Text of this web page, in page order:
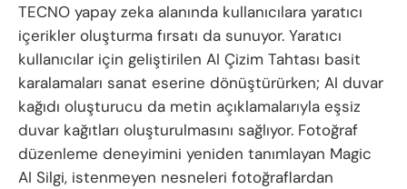
TECNO yapay zeka alanında kullanıcılara yaratıcı
içerikler oluşturma fırsatı da sunuyor. Yaratıcı
kullanıcılar için geliştirilen AI Çizim Tahtası basit
karalamaları sanat eserine dönüştürürken; AI duvar
kağıdı oluşturucu da metin açıklamalarıyla eşsiz
duvar kağıtları oluşturulmasını sağlıyor. Fotoğraf
düzenleme deneyimini yeniden tanımlayan Magic
AI Silgi, istenmeyen nesneleri fotoğraflardan